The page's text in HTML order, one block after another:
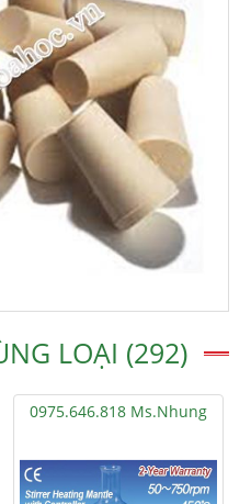
LOẠI (292)
0975.646.818 Ms.Nhung